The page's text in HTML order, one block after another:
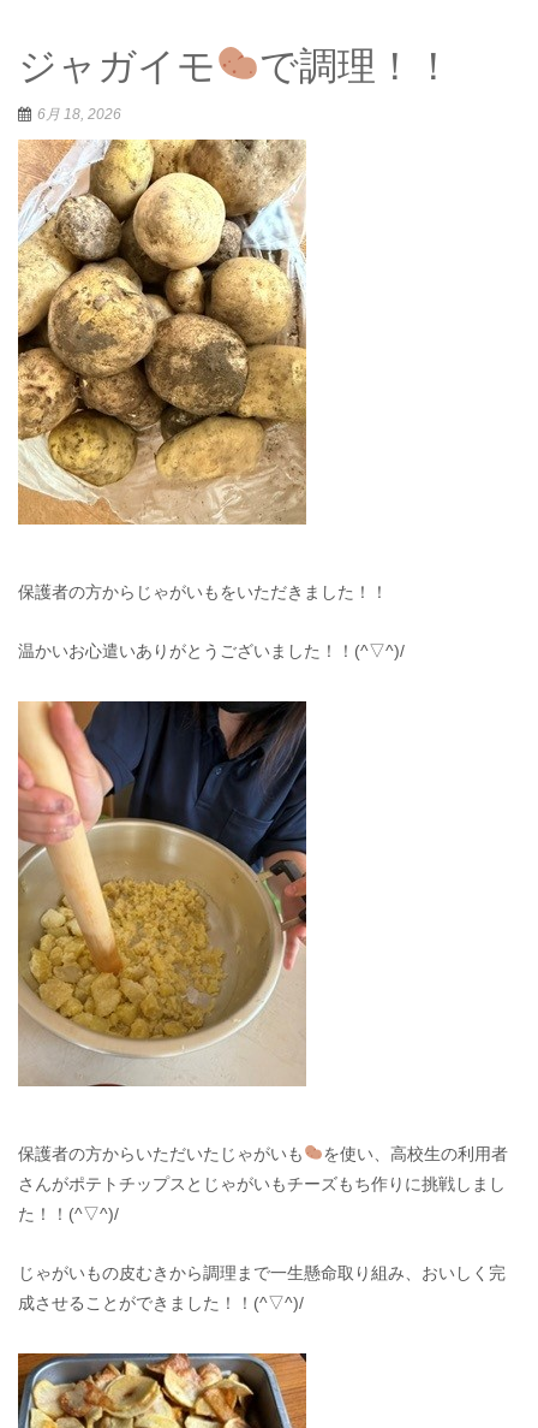
ジャガイモ で調理！！
6月 18, 2026
保護者の方からじゃがいもをいただきました！！
温かいお心遣いありがとうございました！！(^▽^)/
保護者の方からいただいたじゃがいも
を使い、高校生の利用者
さんがポテトチップスとじゃがいもチーズもち作りに挑戦しまし
た！！(^▽^)/
じゃがいもの皮むきから調理まで一生懸命取り組み、おいしく完
成させることができました！！(^▽^)/